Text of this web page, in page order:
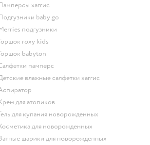
памперсы хаггис
подгузники baby go
merries подгузники
горшок roxy kids
горшок babyton
салфетки памперс
детские влажные салфетки хаггис
аспиратор
крем для атопиков
гель для купания новорожденных
косметика для новорожденных
ватные шарики для новорожденных